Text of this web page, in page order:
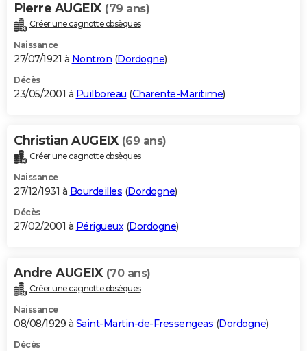
Pierre AUGEIX (79 ans)
Créer une cagnotte obsèques
Naissance
27/07/1921 à Nontron (Dordogne)
Décès
23/05/2001 à Puilboreau (Charente-Maritime)
Christian AUGEIX (69 ans)
Créer une cagnotte obsèques
Naissance
27/12/1931 à Bourdeilles (Dordogne)
Décès
27/02/2001 à Périgueux(Dordogne)
Andre AUGEIX (70 ans)
Créer une cagnotte obsèques
Naissance
08/08/1929 à Saint-Martin-de-Fressengeas (Dordogne)
Décès